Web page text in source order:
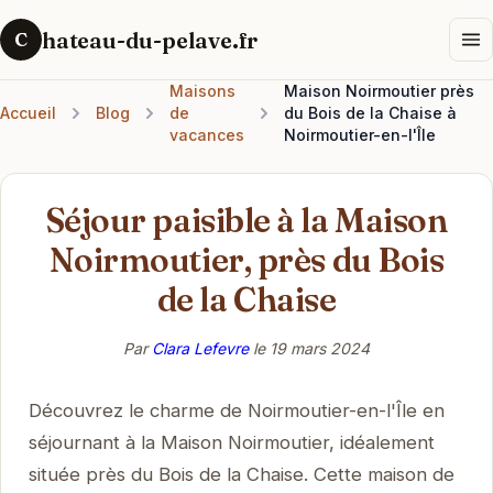
C hateau-du-pelave.fr
Accueil Blog
Maisons
de
vacances
Maison Noirmoutier près
du Bois de la Chaise à
Noirmoutier-en-l'Île
Séjour paisible à la Maison
Noirmoutier, près du Bois
de la Chaise
ParClara Lefevrele 19 mars 2024
Découvrez le charme de Noirmoutier-en-l'Île en
séjournant à la Maison Noirmoutier, idéalement
située près du Bois de la Chaise. Cette maison de